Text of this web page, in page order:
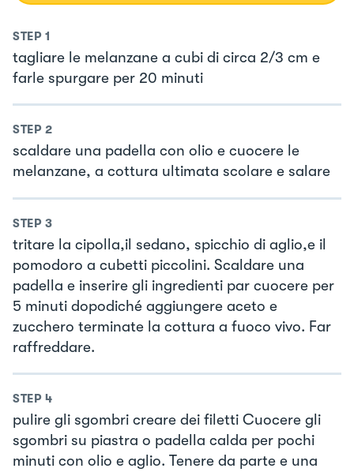
STEP 1
tagliare le melanzane a cubi di circa 2/3 cm e
farle spurgare per 20 minuti
STEP 2
scaldare una padella con olio e cuocere le
melanzane, a cottura ultimata scolare e salare
STEP 3
tritare la cipolla,il sedano, spicchio di aglio,e il
pomodoro a cubetti piccolini. Scaldare una
padella e inserire gli ingredienti par cuocere per
5 minuti dopodiché aggiungere aceto e
zucchero terminate la cottura a fuoco vivo. Far
raffreddare.
STEP 4
pulire gli sgombri creare dei filetti Cuocere gli
sgombri su piastra o padella calda per pochi
minuti con olio e aglio. Tenere da parte e una